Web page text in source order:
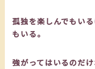
孤独を楽しんでもい
もいる。
強がってはいるのだ